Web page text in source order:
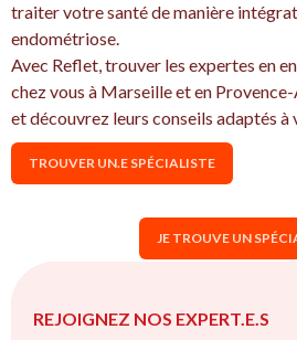
traiter votre santé de manière
endométriose.
Avec Reflet, trouver les expertes en
chez vous à Marseille et en
et découvrez leurs conseils adaptés
TROUVER UN.E SPÉCIALISTE
JE TROUVE UN
REJOIGNEZ NOS EXPERT.E.S